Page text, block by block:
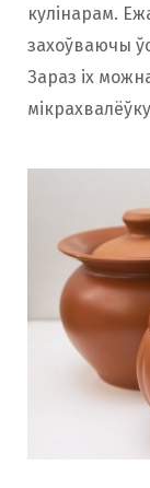
кулінарам.
захоўваючы
Зараз іх